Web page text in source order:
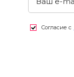
Согласие с